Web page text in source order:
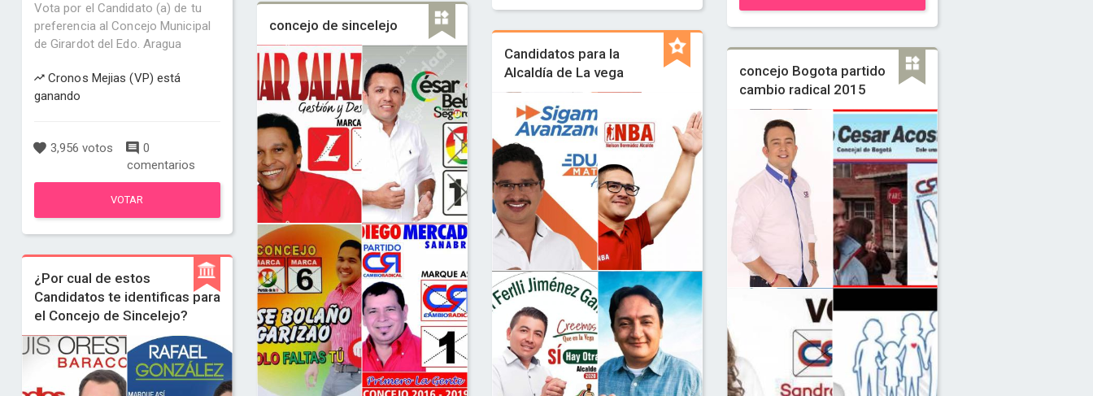
Vota por el Candidato (a) de tu
preferencia al Concejo Municipal
de Girardot del Edo. Aragua
Cronos Mejias (VP) está
ganando
3,956 votos
0
comentarios
VOTAR
¿Por cual de estos
Candidatos te identificas para
el Concejo de Sincelejo?
concejo de sincelejo
Candidatos para la
Alcaldía de La vega
concejo Bogota partido
cambio radical 2015